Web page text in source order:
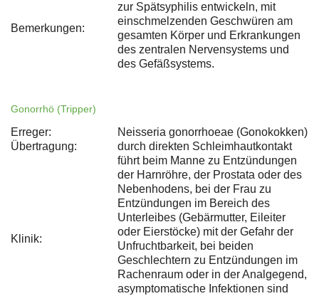
Bemerkungen:
zur Spätsyphilis entwickeln, mit
einschmelzenden Geschwüren am
gesamten Körper und Erkrankungen
des zentralen Nervensystems und
des Gefäßsystems.
Gonorrhö (Tripper)
Erreger:
Neisseria gonorrhoeae (Gonokokken)
Übertragung:
durch direkten Schleimhautkontakt
Klinik:
führt beim Manne zu Entzündungen
der Harnröhre, der Prostata oder des
Nebenhodens, bei der Frau zu
Entzündungen im Bereich des
Unterleibes (Gebärmutter, Eileiter
oder Eierstöcke) mit der Gefahr der
Unfruchtbarkeit, bei beiden
Geschlechtern zu Entzündungen im
Rachenraum oder in der Analgegend,
asymptomatische Infektionen sind